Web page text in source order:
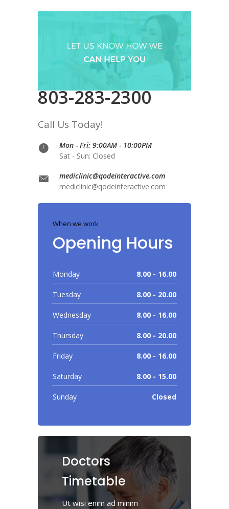
803-283-2300
Call Us Today!
Mon - Fri: 9:00AM - 10:00PM
Sat - Sun: Closed
mediclinic@qodeinteractive.com
mediclinic@qodeinteractive.com
When we work
Opening Hours
Monday 8.00 - 16.00
Tuesday 8.00 - 20.00
Wednesday 8.00 - 16.00
Thursday 8.00 - 20.00
Friday 8.00 - 16.00
Saturday 8.00 - 15.00
Sunday Closed
Doctors
Timetable
Ut wisi enim ad minim